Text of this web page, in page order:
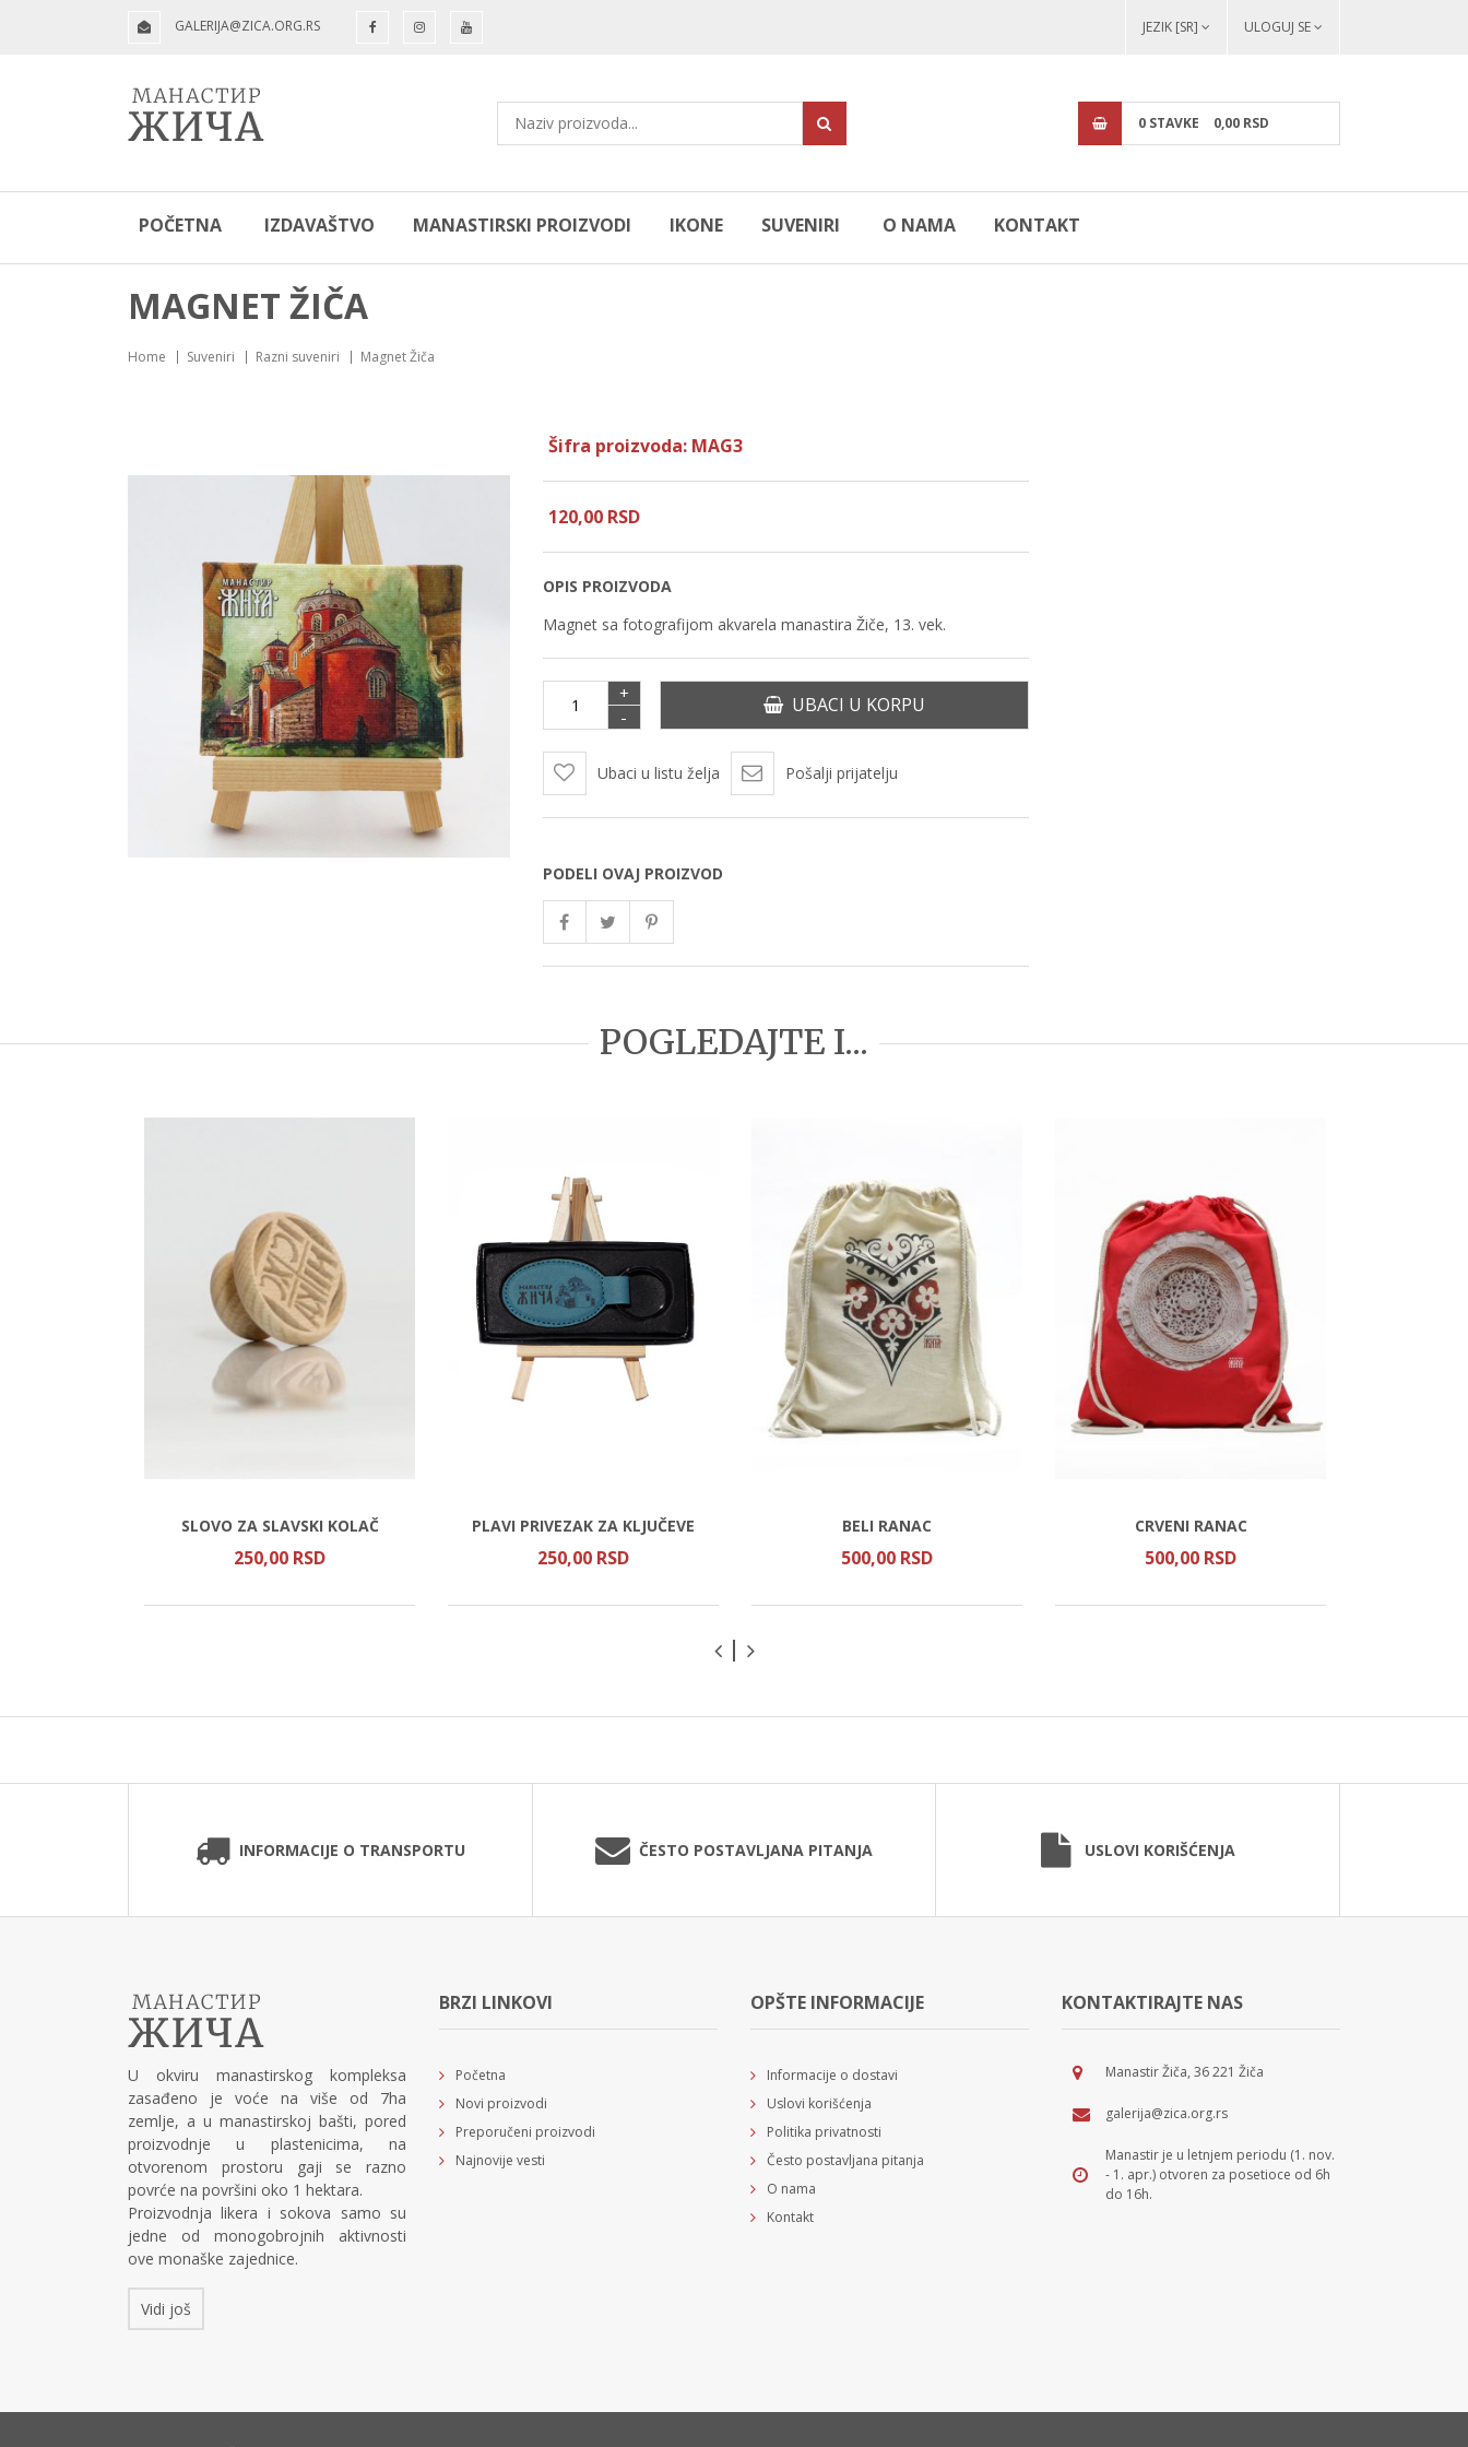
GALERIJA@ZICA.ORG.RS JEZIK [SR] ULOGUJ SE
0 STAVKE 0,00 RSD
POČETNA IZDAVAŠTVO MANASTIRSKI PROIZVODI IKONE SUVENIRI O NAMA KONTAKT
MAGNET ŽIČA
Home Suveniri Razni suveniri Magnet Žiča
Šifra proizvoda: MAG3
120,00 RSD
OPIS PROIZVODA
Magnet sa fotografijom akvarela manastira Žiče, 13. vek.
+
-
UBACI U KORPU
Ubaci u listu želja Pošalji prijatelju
PODELI OVAJ PROIZVOD
POGLEDAJTE I...
SLOVO ZA SLAVSKI KOLAČ
250,00 RSD
PLAVI PRIVEZAK ZA KLJUČEVE
250,00 RSD
BELI RANAC
500,00 RSD
CRVENI RANAC
500,00 RSD
INFORMACIJE O TRANSPORTU ČESTO POSTAVLJANA PITANJA USLOVI KORIŠĆENJA
U okviru manastirskog kompleksa
zasađeno je voće na više od 7ha
zemlje, a u manastirskoj bašti, pored
proizvodnje u plastenicima, na
otvorenom prostoru gaji se razno
povrće na površini oko 1 hektara.
Proizvodnja likera i sokova samo su
jedne od monogobrojnih aktivnosti
ove monaške zajednice.
Vidi još
BRZI LINKOVI
Početna
Novi proizvodi
Preporučeni proizvodi
Najnovije vesti
OPŠTE INFORMACIJE
Informacije o dostavi
Uslovi korišćenja
Politika privatnosti
Često postavljana pitanja
O nama
Kontakt
KONTAKTIRAJTE NAS
Manastir Žiča, 36 221 Žiča
galerija@zica.org.rs
Manastir je u letnjem periodu (1. nov.
- 1. apr.) otvoren za posetioce od 6h
do 16h.